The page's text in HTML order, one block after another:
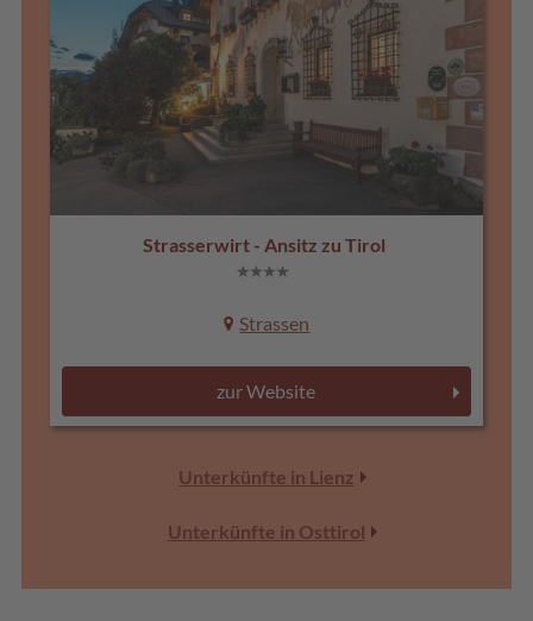
Strasserwirt - Ansitz zu Tirol
Strassen
zur Website
Unterkünfte in Lienz
Unterkünfte in Osttirol